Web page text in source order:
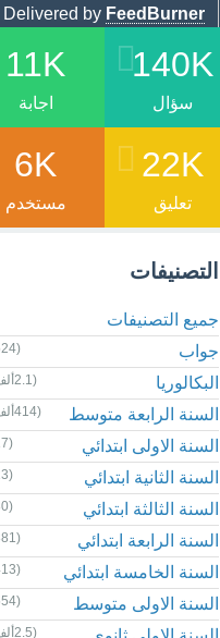
Delivered by FeedBurner
140K
سؤال
11K
اجابة
22K
تعليق
6K
مستخدم
التصنيفات
جميع التصنيفات
جواب
(524)
البكالوريا (2.1ألف)
السنة الرابعة متوسط (414ألف)
السنة الاولى ابتدائي (17)
السنة الثانية ابتدائي (23)
السنة الثالثة ابتدائي (30)
السنة الرابعة ابتدائي (381)
السنة الخامسة ابتدائي (413)
السنة الاولى متوسط (654)
(2.5ألف)